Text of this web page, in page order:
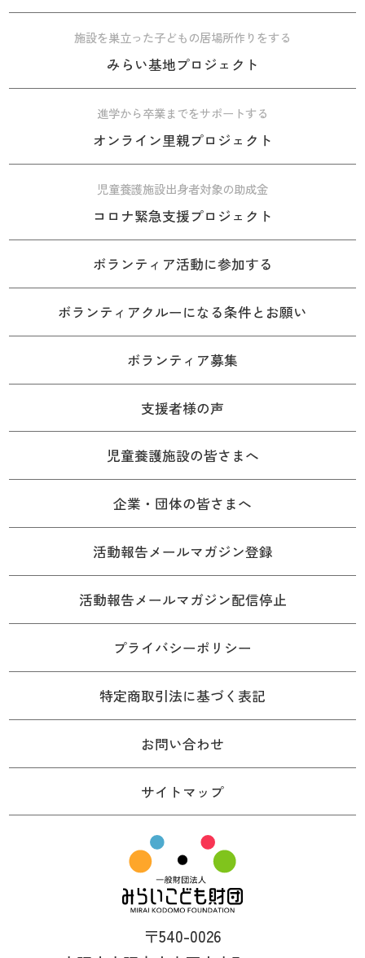
施設を巣立った子どもの居場所作りをする
みらい基地プロジェクト
進学から卒業までをサポートする
オンライン里親プロジェクト
児童養護施設出身者対象の助成金
コロナ緊急支援プロジェクト
ボランティア活動に参加する
ボランティアクルーになる条件とお願い
ボランティア募集
支援者様の声
児童養護施設の皆さまへ
企業・団体の皆さまへ
活動報告メールマガジン登録
活動報告メールマガジン配信停止
プライバシーポリシー
特定商取引法に基づく表記
お問い合わせ
サイトマップ
〒540-0026